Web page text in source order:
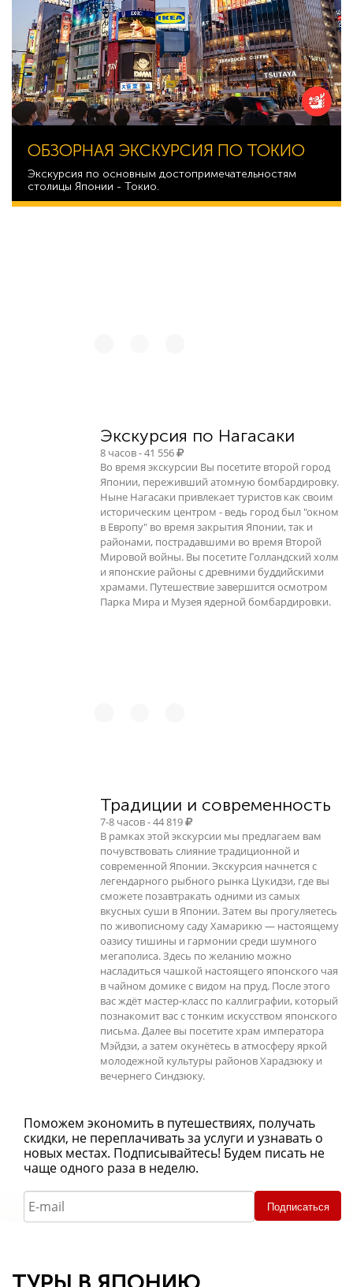
ОБЗОРНАЯ ЭКСКУРСИЯ ПО ТОКИО
Экскурсия по основным достопримечательностям
столицы Японии - Токио.
Экскурсия по Нагасаки
8 часов - 41 556
Во время экскурсии Вы посетите второй город
Японии, переживший атомную бомбардировку.
Ныне Нагасаки привлекает туристов как своим
историческим центром - ведь город был "окном
в Европу" во время закрытия Японии, так и
районами, пострадавшими во время Второй
Мировой войны. Вы посетите Голландский холм
и японские районы с древними буддийскими
храмами. Путешествие завершится осмотром
Парка Мира и Музея ядерной бомбардировки.
Традиции и современность
7-8 часов - 44 819
В рамках этой экскурсии мы предлагаем вам
почувствовать слияние традиционной и
современной Японии. Экскурсия начнется с
легендарного рыбного рынка Цукидзи, где вы
сможете позавтракать одними из самых
вкусных суши в Японии. Затем вы прогуляетесь
по живописному саду Хамарикю — настоящему
оазису тишины и гармонии среди шумного
мегаполиса. Здесь по желанию можно
насладиться чашкой настоящего японского чая
в чайном домике с видом на пруд. После этого
вас ждёт мастер-класс по каллиграфии, который
познакомит вас с тонким искусством японского
письма. Далее вы посетите храм императора
Мэйдзи, а затем окунётесь в атмосферу яркой
молодежной культуры районов Харадзюку и
вечернего Синдзюку.
Поможем экономить в путешествиях, получать
скидки, не переплачивать за услуги и узнавать о
новых местах. Подписывайтесь! Будем писать не
чаще одного раза в неделю.
Подписаться